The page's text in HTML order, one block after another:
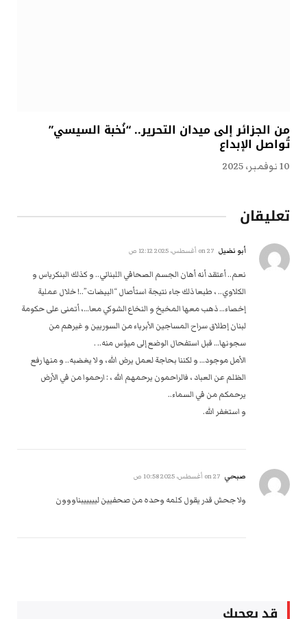
من الجزائر إلى ميدان التحرير.. “نُخبة السيسي”
تُواصل الإبداع
10 نوفمبر، 2025
تعليقان
أبو نضيل 27 أغسطس، 2025 12:12 ص
نعم.. أعتقد أنه أهان الجسم الصحافي اللبناني.. و كذلك البنكرياس و
الكلاوي.. ، طبعا ذلك جاء نتيجة استأصال “البيضات”..! خلال عملية
إخصاء… ذهب معها المخيخ و النخاع الشوكي معا…، أتمنى على حكومة
لبنان إطلاق سراح المساجين الأبرياء من السوريين و غيرهم من
سجونها… قبل استفحال الوضع إلى ميؤس منه.. .
الأمل موجود‎…‎‏ و لكننا بحاجة لعمل يرض الله، و لا يغضبه.. و منها رفع
الظلم عن العباد ، فالراحمون يرحمهم الله ،‏‎ ‎‏:‏‎ ‎ارحموا من في الأرض
يرحمكم من في السماء..‏
و استغفر الله.‏‎ ‎
صبحي 27 أغسطس، 2025 10:58 ص
ولا جحش قدر يقول كلمه وحده من صحفيين ليييييبناووون
قد يعجبك